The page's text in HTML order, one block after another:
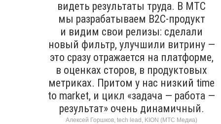
видеть результаты труда. В МТС
мы разрабатываем B2C-продукт
и видим свои релизы: сделали
новый фильтр, улучшили витрину —
это сразу отражается на платформе,
в оценках сторов, в продуктовых
метриках. Притом у нас низкий time
to market, и цикл «задача — работа —
результат» очень динамичный.
Алексей Горшков, tech lead, KION (МТС Медиа)